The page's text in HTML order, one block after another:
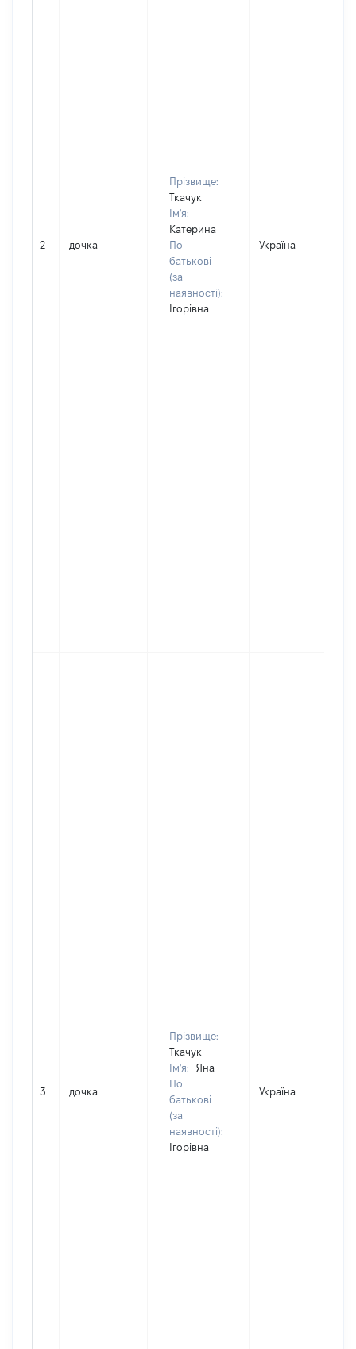
2 дочка
Прізвище:
Ткачук
Ім'я:
Катерина
По
батькові
(за
наявності):
Ігорівна
Україна
3 дочка
Прізвище:
Ткачук
Ім'я:
Яна
По
батькові
(за
наявності):
Ігорівна
Україна